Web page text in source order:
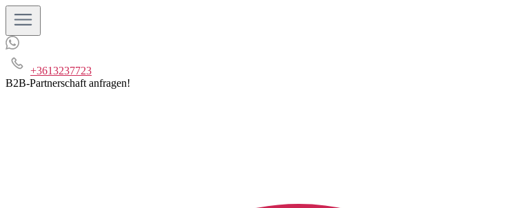
+3613237723
B2B-Partnerschaft anfragen!